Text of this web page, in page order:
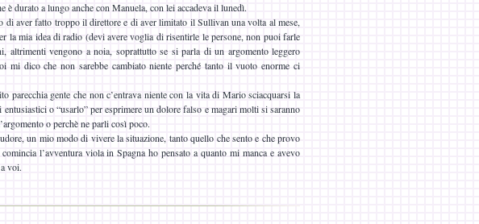
è durato a lungo anche con Manuela, con lei accadeva il lunedì.
di aver fatto troppo il direttore e di aver limitato il Sullivan una volta al mese,
la mia idea di radio (devi avere voglia di risentirle le persone, non puoi farle
altrimenti vengono a noia, soprattutto se si parla di un argomento leggero
mi dico che non sarebbe cambiato niente perché tanto il vuoto enorme ci
parecchia gente che non c’entrava niente con la vita di Mario sciacquarsi la
o “usarlo” per esprimere un dolore falso e magari molti si saranno
o perchè ne parli così poco.
un mio modo di vivere la situazione, tanto quello che sento e che provo
l’avventura viola in Spagna ho pensato a quanto mi manca e avevo
voi.